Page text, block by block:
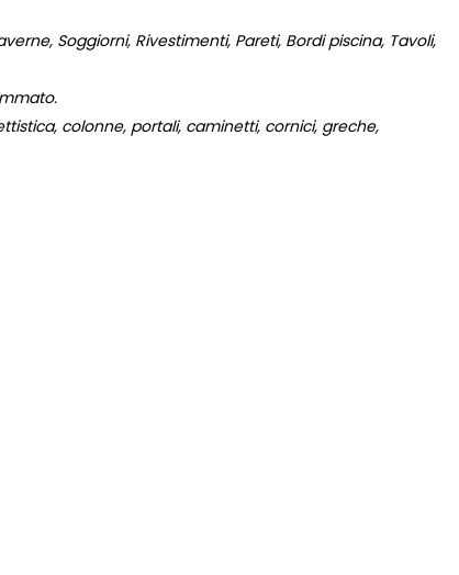
Soggiorni, Rivestimenti, Pareti, Bordi piscina, Tavoli,
colonne, portali, caminetti, cornici, greche,